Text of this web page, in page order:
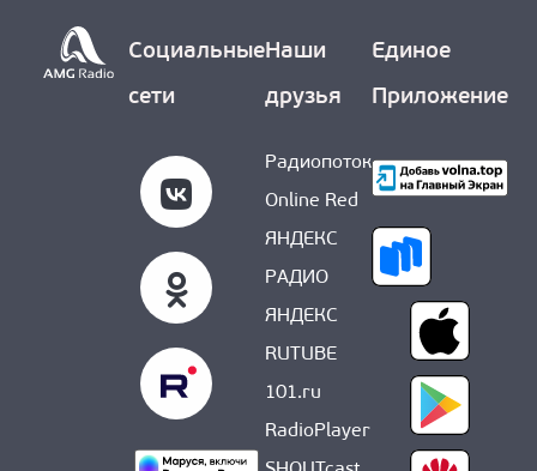
Социальные
сети
Наши
друзья
Радиопоток
Online Red
ЯНДЕКС
РАДИО
ЯНДЕКС
RUTUBE
101.ru
RadioPlayer
Единое
Приложение